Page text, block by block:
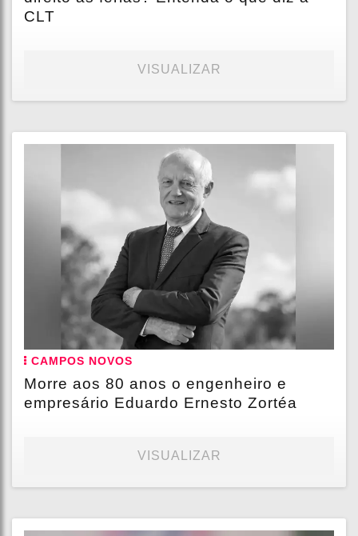
CLT
VISUALIZAR
CAMPOS NOVOS
Morre aos 80 anos o engenheiro e
empresário Eduardo Ernesto Zortéa
VISUALIZAR